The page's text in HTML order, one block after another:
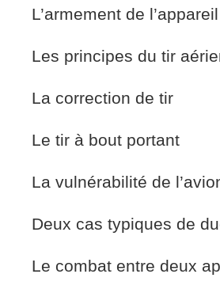
L’armement de
Les principes du tir
La correction de tir
Le tir à bout portant
La vulnérabilité de
Deux cas typiques de
Le combat entre deux